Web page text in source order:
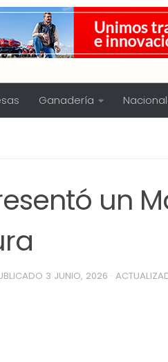
Ganadería
un
3 JUNIO, 2026 ·